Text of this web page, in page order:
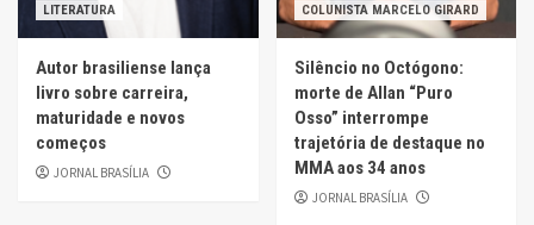
LITERATURA
Autor brasiliense lança
livro sobre carreira,
maturidade e novos
começos
JORNAL BRASÍLIA
COLUNISTA MARCELO GIRARD
Silêncio no Octógono:
morte de Allan “Puro
Osso” interrompe
trajetória de destaque no
MMA aos 34 anos
JORNAL BRASÍLIA